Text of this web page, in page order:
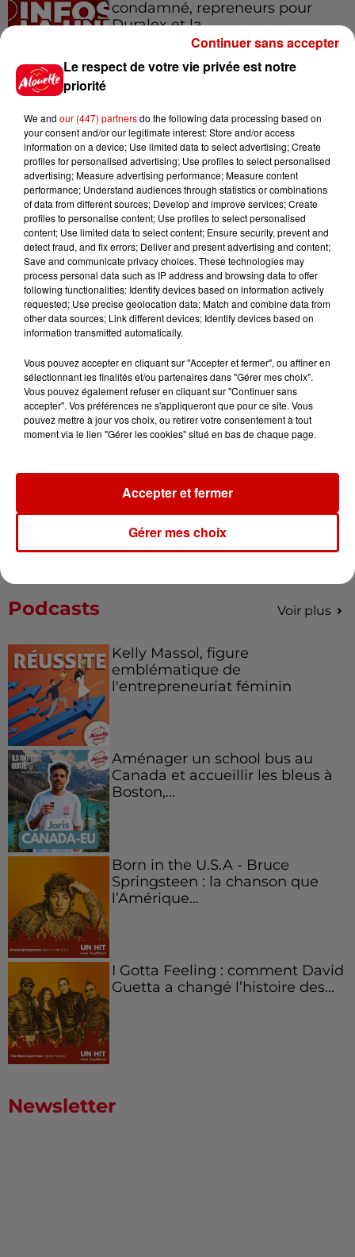
condamné, repreneurs pour
Duralex et la...
Jeux Voir plus
Le Duel - Gagnez vos entrées
pour l'un des zoos de nos
régions !
Gagnez vos places pour le
Festival du Roi Arthur 2026 !
Gagnez vos entrées pour le
Musée du Sport Automobile au
Mans !
Destination Vacances - Gagnez
votre séjour en famille au cœur
Podcasts Voir plus
Kelly Massol, figure
emblématique de
l'entrepreneuriat féminin
Aménager un school bus au
Canada et accueillir les bleus à
Boston,...
Born in the U.S.A - Bruce
Springsteen : la chanson que
l’Amérique...
I Gotta Feeling : comment David
Guetta a changé l’histoire des...
Newsletter
Le respect de votre vie privée est notre
priorité
We and our (447) partnersdo the following data processing based on
your consent and/or our legitimate interest: Store and/or access
information on a device; Use limited data to select advertising; Create
profiles for personalised advertising; Use profiles to select personalised
advertising; Measure advertising performance; Measure content
performance; Understand audiences through statistics or combinations
of data from different sources; Develop and improve services; Create
profiles to personalise content; Use profiles to select personalised
content; Use limited data to select content; Ensure security, prevent and
detect fraud, and fix errors; Deliver and present advertising and content;
Save and communicate privacy choices. These technologies may
process personal data such as IP address and browsing data to offer
following functionalities: Identify devices based on information actively
requested; Use precise geolocation data; Match and combine data from
other data sources; Link different devices; Identify devices based on
information transmitted automatically.
Vous pouvez accepter en cliquant sur "Accepter et fermer", ou affiner en
sélectionnant les finalités et/ou partenaires dans "Gérer mes choix".
Vous pouvez également refuser en cliquant sur "Continuer sans
accepter". Vos préférences ne s'appliqueront que pour ce site. Vous
pouvez mettre à jour vos choix, ou retirer votre consentement à tout
moment via le lien "Gérer les cookies" situé en bas de chaque page.
Gérer mes choix
Accepter et fermer
Continuer sans accepter